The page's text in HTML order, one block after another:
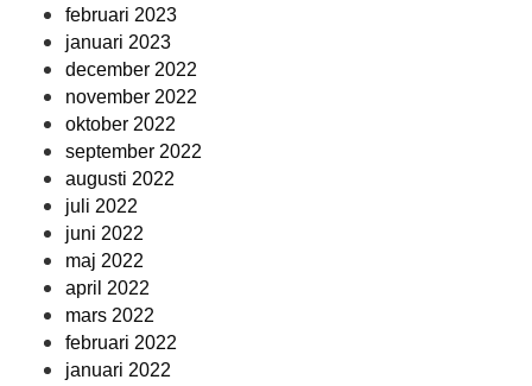
februari 2023
januari 2023
december 2022
november 2022
oktober 2022
september 2022
augusti 2022
juli 2022
juni 2022
maj 2022
april 2022
mars 2022
februari 2022
januari 2022